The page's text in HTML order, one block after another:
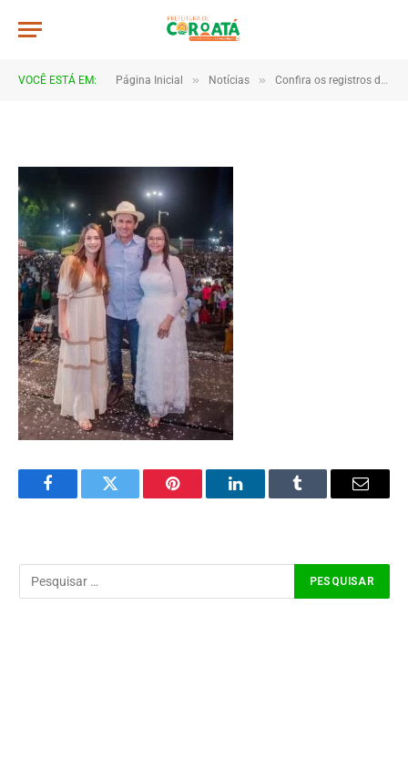
VOCÊ ESTÁ EM: Página Inicial » Notícias » Confira os registros da virada de ano em Coroatá
JWR_6128
FacebookTwitter Pinterest LinkedInTumblr Email